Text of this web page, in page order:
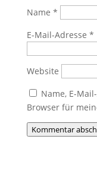
Name *
E-Mail-Adresse *
Website
Name, E-
Browser für
Kommentar